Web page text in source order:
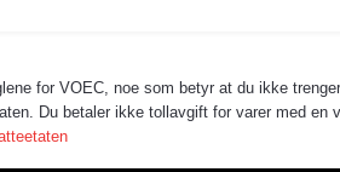
for VOEC, noe som betyr at du ikke
Du betaler ikke tollavgift for varer med